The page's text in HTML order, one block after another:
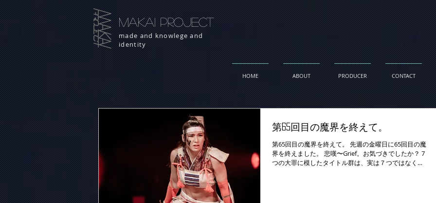
MAKAI PROJECT
made and knowlege and
identity
HOME ABOUT PRODUCER CONTACT
第65回目の魔界を終えて。
第65回目の魔界を終えて。 先週の金曜日に65回目の魔
界を終えました。 悲嘆〜Grief。お気づきでしたか？ 7
つの大罪に模したタイトル群は、実は７つではなく８